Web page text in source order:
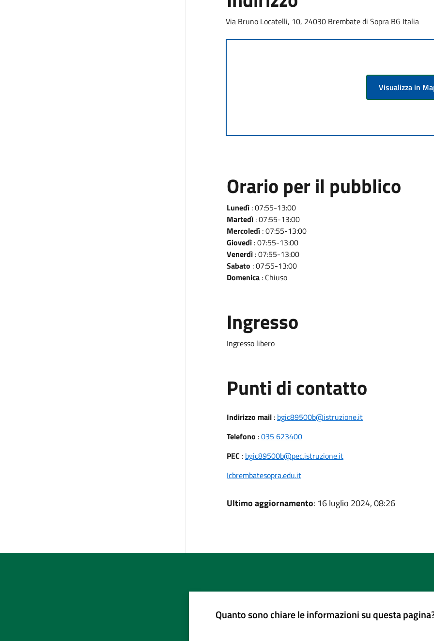
Via Bruno Locatelli, 10, 24030 Brembate di Sopra BG Italia
Visualizza in
Orario per il pubblico
Lunedì: 07:55-13:00
Martedì: 07:55-13:00
Mercoledì: 07:55-13:00
Giovedì: 07:55-13:00
Venerdì: 07:55-13:00
Sabato : 07:55-13:00
Domenica: Chiuso
Ingresso
Ingresso libero
Punti di contatto
Indirizzo mail: bgic89500b@istruzione.it
Telefono :035 623400
PEC : bgic89500b@pec.istruzione.it
Icbrembatesopra.edu.it
Ultimo aggiornamento: 16 luglio 2024, 08:26
Quanto sono chiare le informazioni su questa